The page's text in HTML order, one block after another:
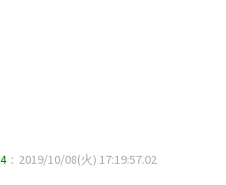
：2019/10/08(火) 17:19:57.02